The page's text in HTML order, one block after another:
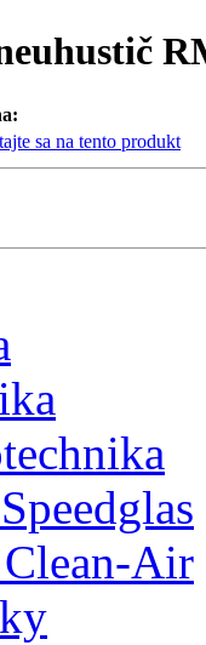
sa na tento produkt
Air